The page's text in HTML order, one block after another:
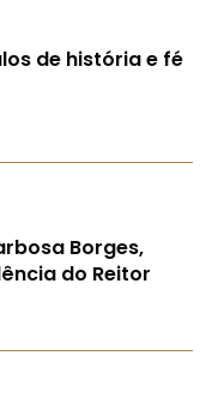
de história e fé
Borges,
do Reitor